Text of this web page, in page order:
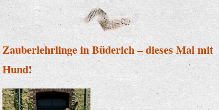
großzügige Spende der Sparkasse
Zauberlehrlinge in Büderich – dieses Mal mit
Hund!